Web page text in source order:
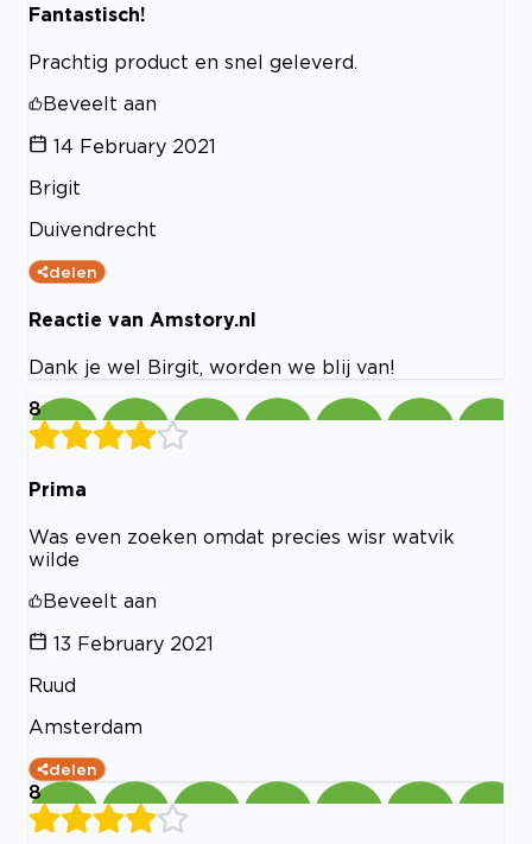
Fantastisch!
Prachtig product en snel geleverd.
Beveelt aan
14 February 2021
Brigit
Duivendrecht
delen
Reactie van Amstory.nl
Dank je wel Birgit, worden we blij van!
8
Prima
Was even zoeken omdat precies wisr watvik
wilde
Beveelt aan
13 February 2021
Ruud
Amsterdam
delen
8